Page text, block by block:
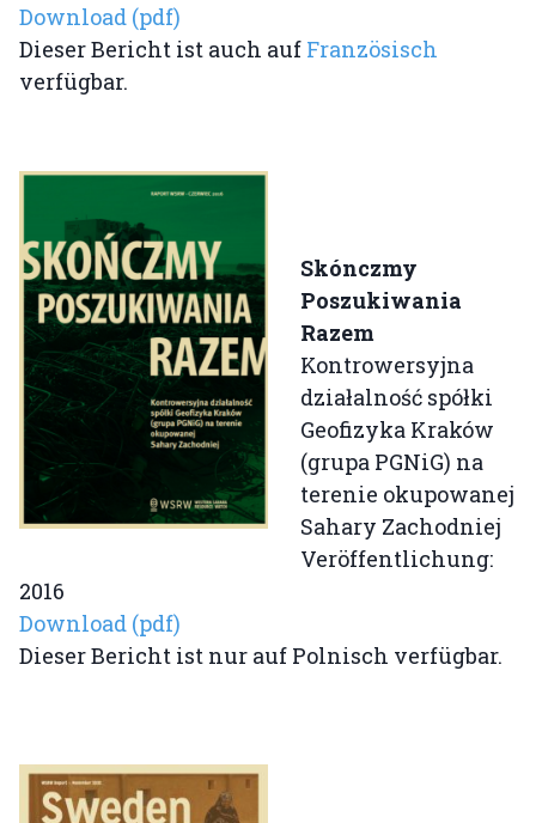
Download (pdf)
Dieser Bericht ist auch auf Französisch
verfügbar.
Skónczmy
Poszukiwania
Razem
Kontrowersyjna
działalność spółki
Geofizyka Kraków
(grupa PGNiG) na
terenie okupowanej
Sahary Zachodniej
Veröffentlichung:
2016
Download (pdf)
Dieser Bericht ist nur auf Polnisch verfügbar.